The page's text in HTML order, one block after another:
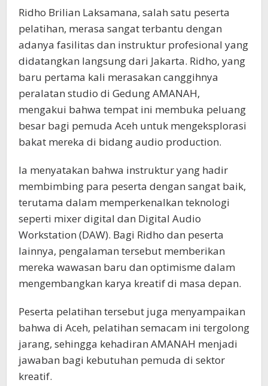
Ridho Brilian Laksamana, salah satu peserta
pelatihan, merasa sangat terbantu dengan
adanya fasilitas dan instruktur profesional yang
didatangkan langsung dari Jakarta. Ridho, yang
baru pertama kali merasakan canggihnya
peralatan studio di Gedung AMANAH,
mengakui bahwa tempat ini membuka peluang
besar bagi pemuda Aceh untuk mengeksplorasi
bakat mereka di bidang audio production.
Ia menyatakan bahwa instruktur yang hadir
membimbing para peserta dengan sangat baik,
terutama dalam memperkenalkan teknologi
seperti mixer digital dan Digital Audio
Workstation (DAW). Bagi Ridho dan peserta
lainnya, pengalaman tersebut memberikan
mereka wawasan baru dan optimisme dalam
mengembangkan karya kreatif di masa depan.
Peserta pelatihan tersebut juga menyampaikan
bahwa di Aceh, pelatihan semacam ini tergolong
jarang, sehingga kehadiran AMANAH menjadi
jawaban bagi kebutuhan pemuda di sektor
kreatif.